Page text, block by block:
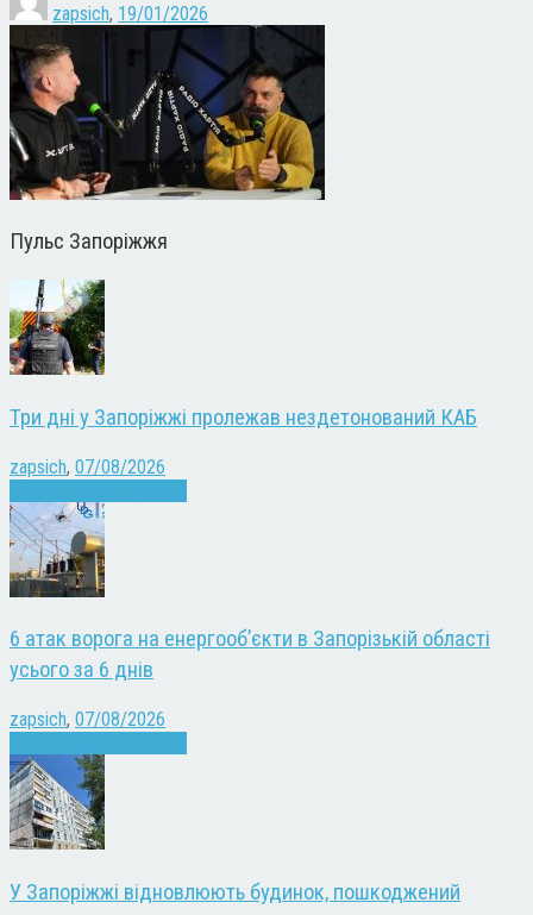
zapsich, 19/01/2026
Пульс Запоріжжя
Три дні у Запоріжжі пролежав нездетонований КАБ
zapsich, 07/08/2026
6 атак ворога на енергооб’єкти в Запорізькій області
усього за 6 днів
zapsich, 07/08/2026
У Запоріжжі відновлюють будинок, пошкоджений